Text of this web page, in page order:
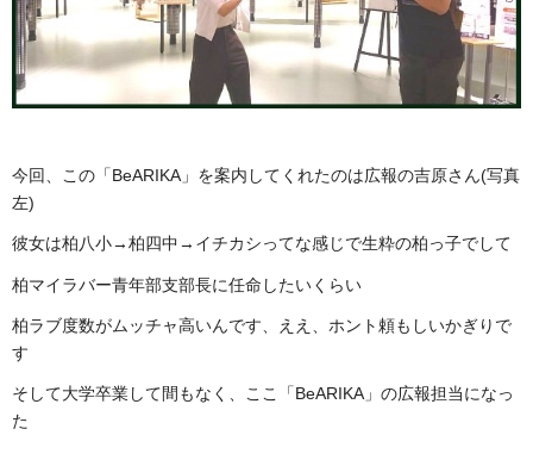
今回、この「BeARIKA」を案内してくれたのは広報の吉原さん(写真
左)
彼女は柏八小→柏四中→イチカシってな感じで生粋の柏っ子でして
柏マイラバー青年部支部長に任命したいくらい
柏ラブ度数がムッチャ高いんです、ええ、ホント頼もしいかぎりで
す
そして大学卒業して間もなく、ここ「BeARIKA」の広報担当になっ
た